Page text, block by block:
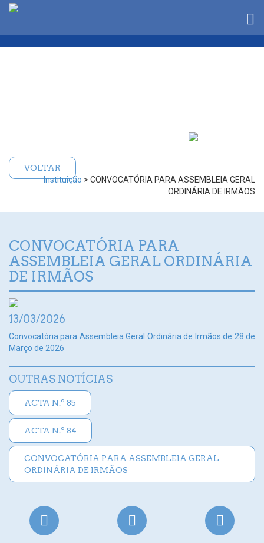
VOLTAR
Instituição > CONVOCATÓRIA PARA ASSEMBLEIA GERAL
ORDINÁRIA DE IRMÃOS
CONVOCATÓRIA PARA
ASSEMBLEIA GERAL ORDINÁRIA
DE IRMÃOS
13/03/2026
Convocatória para Assembleia Geral Ordinária de Irmãos de 28 de
Março de 2026
OUTRAS NOTÍCIAS
ACTA N.º 85
ACTA N.º 84
CONVOCATÓRIA PARA ASSEMBLEIA GERAL
ORDINÁRIA DE IRMÃOS